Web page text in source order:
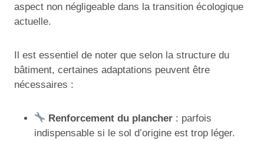
aspect non négligeable dans la transition écologique
actuelle.
Il est essentiel de noter que selon la structure du
bâtiment, certaines adaptations peuvent être
nécessaires :
Renforcement du plancher : parfois
indispensable si le sol d’origine est trop léger.